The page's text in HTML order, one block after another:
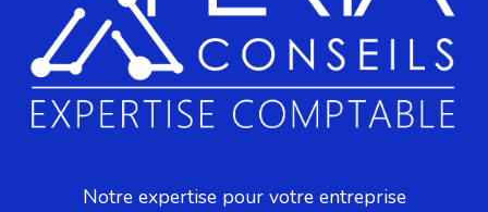
Notre expertise pour votre entreprise